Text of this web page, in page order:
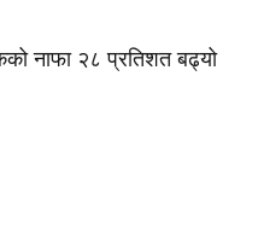
नाफा २८ प्रतिशत बढ्यो